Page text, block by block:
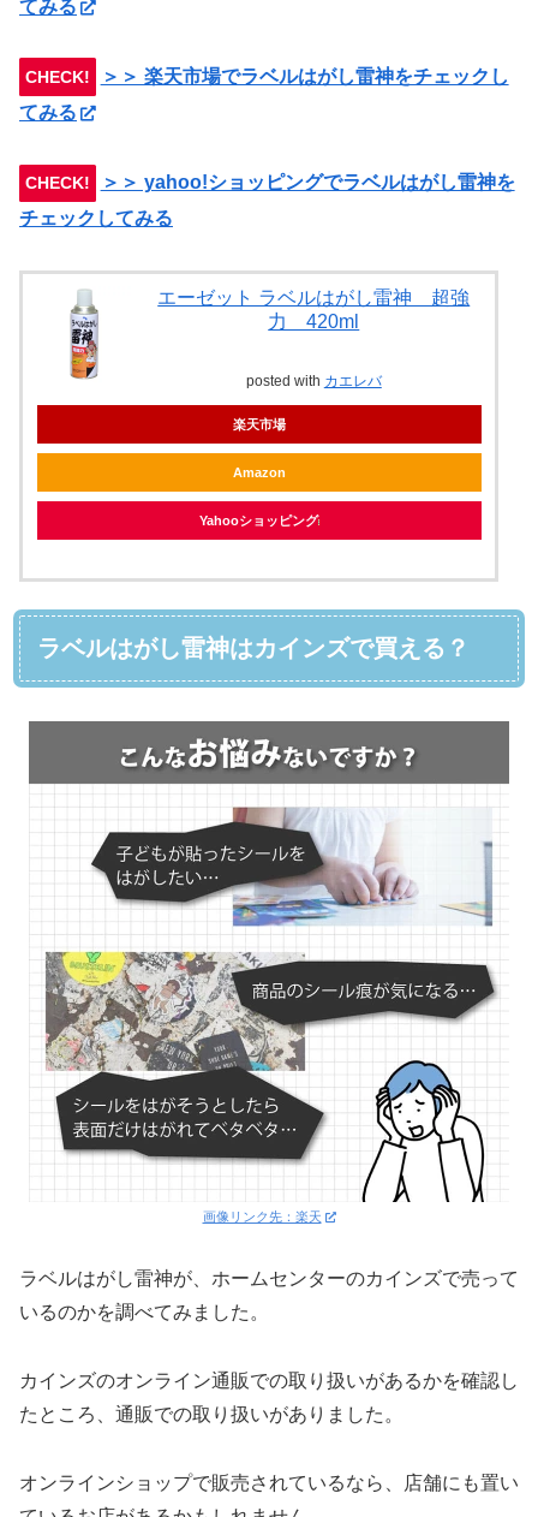
てみる
CHECK!
＞＞ 楽天市場でラベルはがし雷神をチェックし
てみる
CHECK!
＞＞ yahoo!ショッピングでラベルはがし雷神を
チェックしてみる
エーゼット ラベルはがし雷神 超強
力 420ml
posted with カエレバ
楽天市場
Amazon
Yahooショッピング
ラベルはがし雷神はカインズで買える？
画像リンク先：楽天
ラベルはがし雷神が、ホームセンターのカインズで売って
いるのかを調べてみました。
カインズのオンライン通販での取り扱いがあるかを確認し
たところ、通販での取り扱いがありました。
オンラインショップで販売されているなら、店舗にも置い